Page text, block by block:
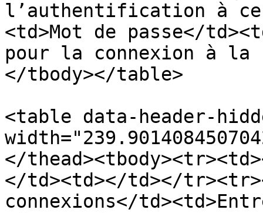
l’authentification à
<td>Mot de passe</
pour la connexion à la
</tbody></table>
<table data-header-
</
</td><td></td></
connexions</